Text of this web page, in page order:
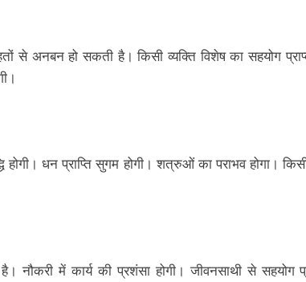
से अनबन हो सकती है। किसी व्यक्ति विशेष का सहयोग
होगी। धन प्राप्ति सुगम होगी। शत्रुओं का पराभव होगा।
में कार्य की प्रशंसा होगी। जीवनसाथी से सहयोग